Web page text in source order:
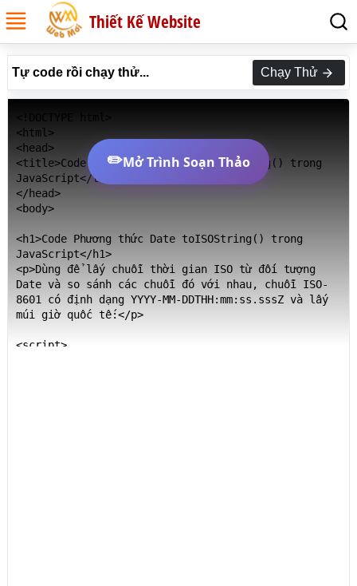
Thiết Kế Website
Tự code rồi chạy thử... Chạy Thử
<html>
<head>
<title>Code Phương thức Date toISOString() trong
JavaScript</title>
</head>
<body>
<h1>Code Phương thức Date toISOString() trong
JavaScript</h1>
<p>Dùng để lấy chuỗi thời gian ISO từ đối tượng
Date và so sánh các chuỗi đó với nhau, chuỗi ISO-
8601 có định dạng YYYY-MM-DDTHH:mm:ss.sssZ và lấy
múi giờ quốc tế:</p>
<script>
✏️Mở Trình Soạn Thảo